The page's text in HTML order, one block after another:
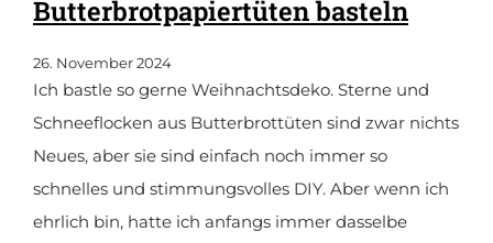
Butterbrotpapiertüten basteln
26. November 2024
Ich bastle so gerne Weihnachtsdeko. Sterne und
Schneeflocken aus Butterbrottüten sind zwar nichts
Neues, aber sie sind einfach noch immer so
schnelles und stimmungsvolles DIY. Aber wenn ich
ehrlich bin, hatte ich anfangs immer dasselbe